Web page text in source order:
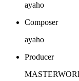
ayaho
Composer
ayaho
Producer